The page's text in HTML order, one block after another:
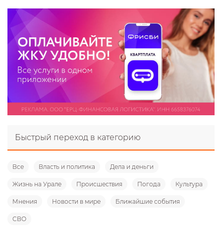
Быстрый переход в категорию
Все Власть и политика Дела и деньги
Жизнь на Урале Происшествия Погода Культура
Мнения Новости в мире Ближайшие события
СВО